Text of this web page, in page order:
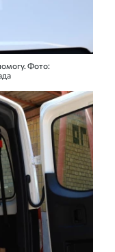
Фото: